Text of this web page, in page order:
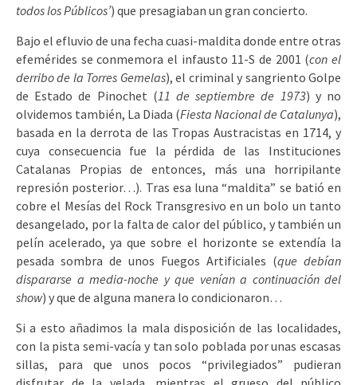
todos los Públicos’) que presagiaban un gran concierto.
Bajo el efluvio de una fecha cuasi-maldita donde entre otras
efemérides se conmemora el infausto 11-S de 2001 (con el
derribo de la Torres Gemelas), el criminal y sangriento Golpe
de Estado de Pinochet (11 de septiembre de 1973) y no
olvidemos también, La Diada (Fiesta Nacional de Catalunya),
basada en la derrota de las Tropas Austracistas en 1714, y
cuya consecuencia fue la pérdida de las Instituciones
Catalanas Propias de entonces, más una horripilante
represión posterior…). Tras esa luna “maldita” se batió en
cobre el Mesías del Rock Transgresivo en un bolo un tanto
desangelado, por la falta de calor del público, y también un
pelín acelerado, ya que sobre el horizonte se extendía la
pesada sombra de unos Fuegos Artificiales (que debían
dispararse a media-noche y que venían a continuación del
show) y que de alguna manera lo condicionaron…
Si a esto añadimos la mala disposición de las localidades,
con la pista semi-vacía y tan solo poblada por unas escasas
sillas, para que unos pocos “privilegiados” pudieran